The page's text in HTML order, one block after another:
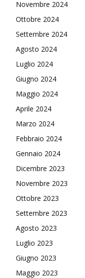
Novembre 2024
Ottobre 2024
Settembre 2024
Agosto 2024
Luglio 2024
Giugno 2024
Maggio 2024
Aprile 2024
Marzo 2024
Febbraio 2024
Gennaio 2024
Dicembre 2023
Novembre 2023
Ottobre 2023
Settembre 2023
Agosto 2023
Luglio 2023
Giugno 2023
Maggio 2023